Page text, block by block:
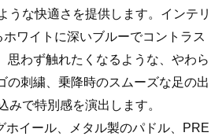
うな快適さを提供します。インテリ
ワイトに深いブルーでコントラス
思わず触れたくなるような、やわら
刺繍、乗降時のスムーズな足の出
で特別感を演出します。
イール、メタル製のパドル、PRE